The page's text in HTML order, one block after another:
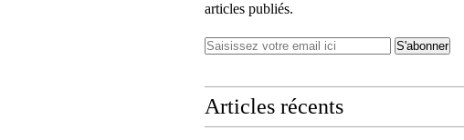
articles publiés.
Articles récents